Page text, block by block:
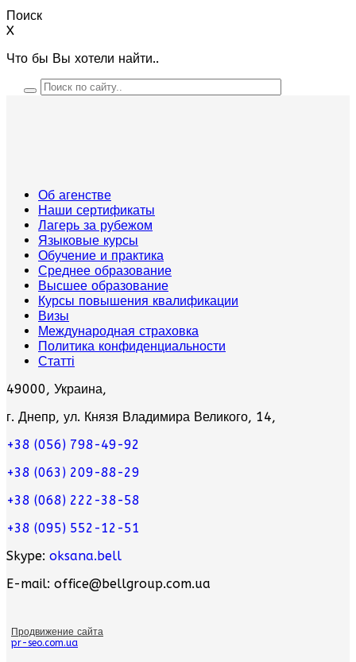
Поиск
X
Что бы Вы хотели найти..
Об агенстве
Наши сертификаты
Лагерь за рубежом
Языковые курсы
Обучение и практика
Среднее образование
Высшее образование
Курсы повышения квалификации
Визы
Международная страховка
Политика конфиденциальности
Статті
49000, Украина,
г. Днепр, ул. Князя Владимира Великого, 14,
+38 (056) 798-49-92
+38 (063) 209-88-29
+38 (068) 222-38-58
+38 (095) 552-12-51
Skype: oksana.bell
E-mail: office@bellgroup.com.ua
Продвижение сайта
pr-seo.com.ua